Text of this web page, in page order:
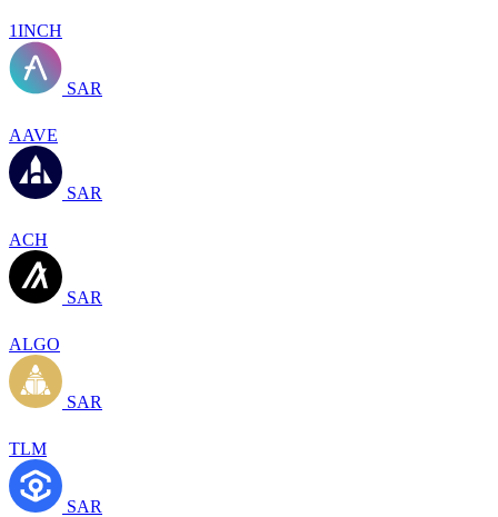
1INCH
SAR
AAVE
SAR
ACH
SAR
ALGO
SAR
TLM
SAR